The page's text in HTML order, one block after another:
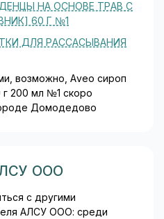
НА ОСНОВЕ ТРАВ С
60 Г №1
ДЛЯ РАССАСЫВАНИЯ
возможно, Aveo сироп
200 мл №1 скоро
Домодедово
ООО
с другими
АЛСУ ООО: среди